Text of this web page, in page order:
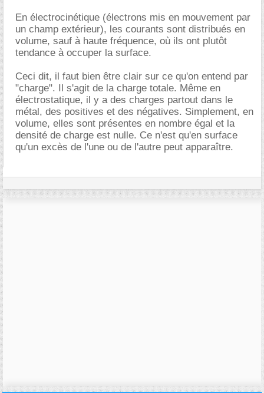
En électrocinétique (électrons mis en mouvement par
un champ extérieur), les courants sont distribués en
volume, sauf à haute fréquence, où ils ont plutôt
tendance à occuper la surface.
Ceci dit, il faut bien être clair sur ce qu'on entend par
"charge". Il s'agit de la charge totale. Même en
électrostatique, il y a des charges partout dans le
métal, des positives et des négatives. Simplement, en
volume, elles sont présentes en nombre égal et la
densité de charge est nulle. Ce n'est qu'en surface
qu'un excès de l'une ou de l'autre peut apparaître.